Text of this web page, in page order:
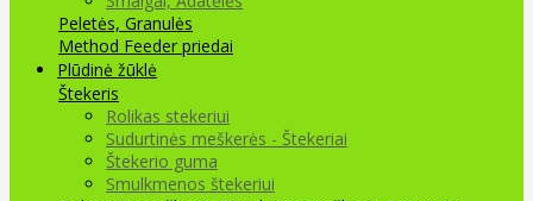
Peletės, Granulės
Method Feeder priedai
Plūdinė žūklė
Štekeris
Rolikas stekeriui
Sudurtinės meškerės - Štekeriai
Štekerio guma
Smulkmenos štekeriui